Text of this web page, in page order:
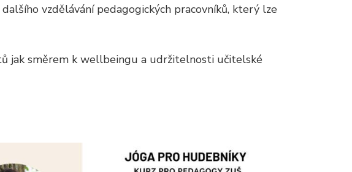
vzdělávání pedagogických pracovníků, který lze
jak směrem k wellbeingu a udržitelnosti učitelské